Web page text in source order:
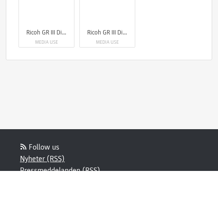
Ricoh GR III Diary Edition
MEDIA USE
Ricoh GR III Diary Edition
MEDIA USE
Follow us
Nyheter (RSS)
Pressmeddelanden (RSS)